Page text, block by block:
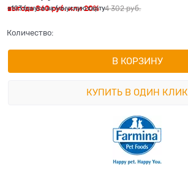
4 302 руб.
выгода860 руб.или20%
+103 бонуса на бонусную карту
Количество:
В КОРЗИНУ
КУПИТЬ В ОДИН КЛИК